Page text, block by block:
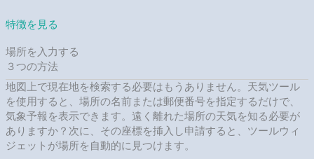
特徴を見る
場所を入力する
３つの方法
地図上で現在地を検索する必要はもうありません。天気ツール
を使用すると、場所の名前または郵便番号を指定するだけで、
気象予報を表示できます。遠く離れた場所の天気を知る必要が
ありますか？次に、その座標を挿入し申請すると、ツールウィ
ジェットが場所を自動的に見つけます。